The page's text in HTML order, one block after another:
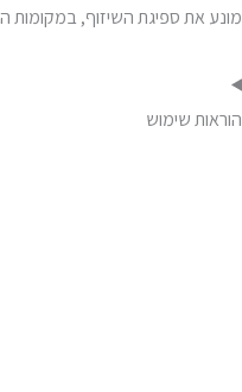
מונע את ספיגת השיזוף, במקומות
הוראות שימוש